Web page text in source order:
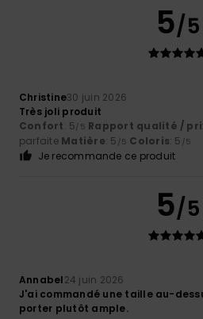
5/5
Christine30 juin 2026
Très joli produit
Confort: 5/5 Rapport qualité /
parfaite Matière: 5 /5 Coloris: 5 /5
Je recommande ce produit
5/5
Annabel24 juin 2026
J'ai commandé une taille au-
porter plutôt ample.